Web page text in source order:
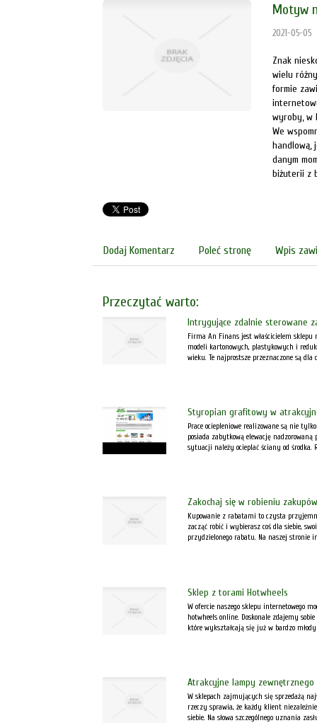
Motyw
2021-05-05
Znak
wielu
formie
wyroby, w
We
handlową,
danym
biżuterii z
Dodaj Komentarz Poleć stronę Wpis
Przeczytać warto:
Intrygujące zdalnie sterowane
Firma An Finans jest właścicielem sklepu
modeli kartonowych, plastykowych i
wieku. Te najprostsze przeznaczone są dla
Styropian grafitowy w
Prace ociepleniowe realizowane są nie
posiada zabytkową elewację
sytuacji należy ocieplać ściany od środka.
Zakochaj się w robieniu
Kupowanie z rabatami to czysta
zacząć robić i wybierasz coś dla siebie,
przydzielonego rabatu. Na naszej stronie
Sklep z torami Hotwheels
W ofercie naszego sklepu internetowego
hotwheels online. Doskonale zdajemy
które wykształcają się już w bardzo
Atrakcyjne lampy
W sklepach zajmujących się sprzedażą
rzeczy sprawia, że każdy klient
siebie. Na słowa szczególnego uznania